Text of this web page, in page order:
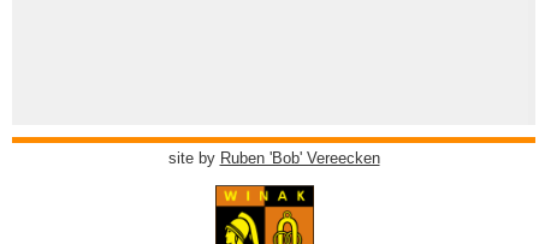
site by Ruben 'Bob' Vereecken